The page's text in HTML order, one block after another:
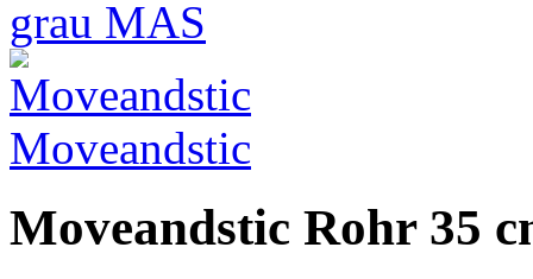
Moveandstic
Moveandstic Rohr 35